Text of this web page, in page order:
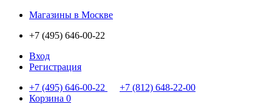
Магазины в Москве
+7 (495) 646-00-22
Вход
Регистрация
+7 (495) 646-00-22
+7 (812) 648-22-00
Корзина 0